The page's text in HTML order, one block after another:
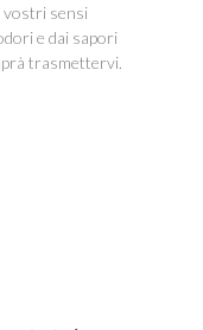
vostri sensi
e dai sapori
trasmettervi.